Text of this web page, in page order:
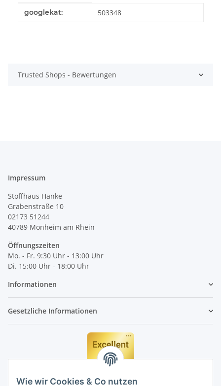
Wie wir Cookies & Co nutzen
Produkteigenschaft
Wert
googlekat: 503348
Trusted Shops - Bewertungen
Impressum
Stoffhaus Hanke
Grabenstraße 10
02173 51244
40789 Monheim am Rhein
Öffnungszeiten
Mo. - Fr. 9:30 Uhr - 13:00 Uhr
Di. 15:00 Uhr - 18:00 Uhr
Informationen
Gesetzliche Informationen